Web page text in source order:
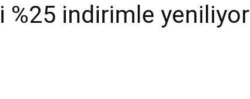
%25 indirimle yeniliyor